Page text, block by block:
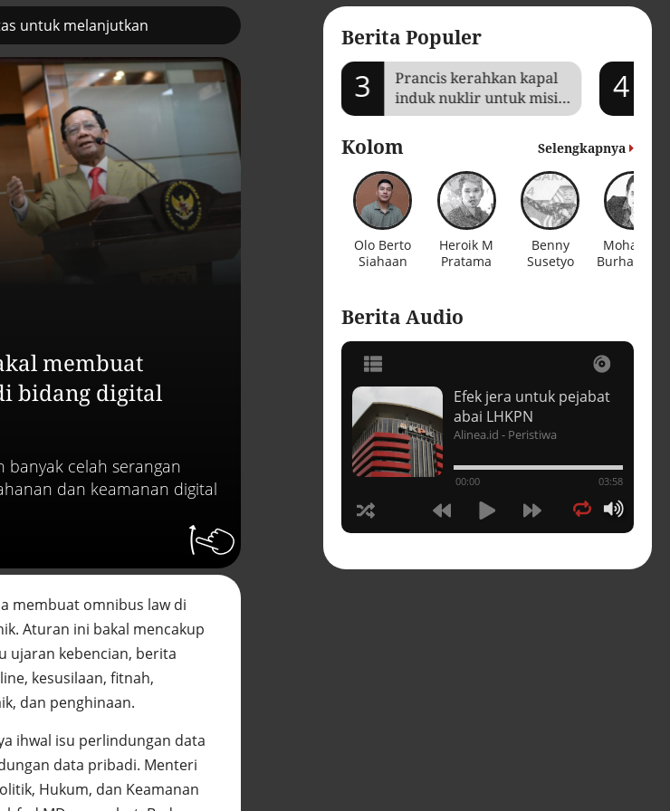
untuk melanjutkan
membuat
bidang digital
banyak celah serangan
dan keamanan digital
membuat omnibus law di
Aturan ini bakal mencakup
ujaran kebencian, berita
kesusilaan, fitnah,
dan penghinaan.
ihwal isu perlindungan data
data pribadi. Menteri
Hukum, dan Keamanan
Berita Populer
Aceh
2
Tambahan TKD
menggerakkan 42
Lhokseumawe
3
Prancis kerahkan kapal
induk nuklir untuk misi
Selat Hormuz
4
Kolom Selengkapnya
Olo Berto
Siahaan
Heroik M
Pratama
Benny
Susetyo
Mohamad
Burhanudin
Berita Audio
Efek jera untuk pejabat
Buku berusia 900 tahun
ditemukan di arsip rahasia
Alinea.id - Peristiwa
berulangnya kekerasan
terhadap PMI di Malaysia
Alinea.id - Peristiwa
DPR minta penerbitan
diproses hukum
Mungkinkah duet Anies-
Ahok terealisasi di Pilpres
Efek jera untuk pejabat
abai LHKPN
Alinea.id - Peristiwa
00:00 03:58